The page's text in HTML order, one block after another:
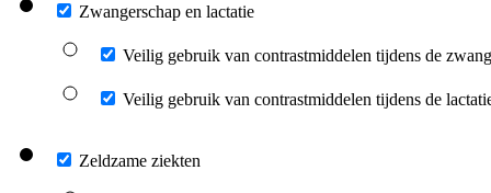
Zwangerschap en lactatie
Veilig gebruik van contrastmiddelen tijdens de
Veilig gebruik van contrastmiddelen tijdens de
Zeldzame ziekten